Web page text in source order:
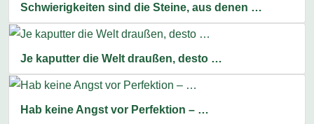
Schwierigkeiten sind die Steine, aus denen …
Je kaputter die Welt draußen, desto …
Hab keine Angst vor Perfektion – …